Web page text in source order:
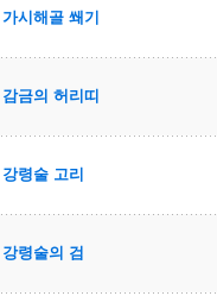
가시해골 쐐기
감금의 허리띠
강령술 고리
강령술의 검